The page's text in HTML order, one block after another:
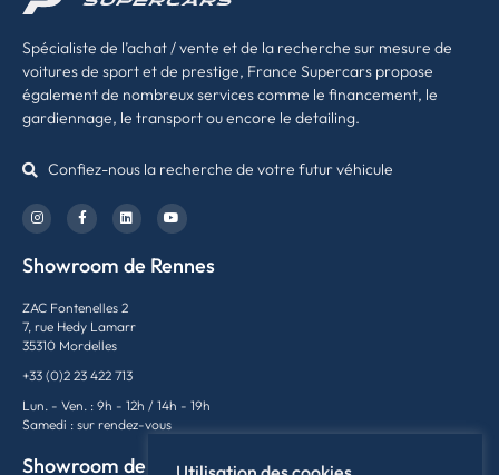
Spécialiste de l’achat / vente et de la recherche sur mesure de
voitures de sport et de prestige, France Supercars propose
également de nombreux services comme le financement, le
gardiennage, le transport ou encore le detailing.
Confiez-nous la recherche de votre futur véhicule
Showroom de Rennes
ZAC Fontenelles 2
7, rue Hedy Lamarr
35310 Mordelles
+33 (0)2 23 422 713
Lun. - Ven. : 9h - 12h / 14h - 19h
Samedi : sur rendez-vous
Showroom de Lyon